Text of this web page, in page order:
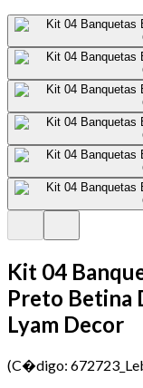
Kit 04
Preto Betina
Lyam Decor
(C�digo: